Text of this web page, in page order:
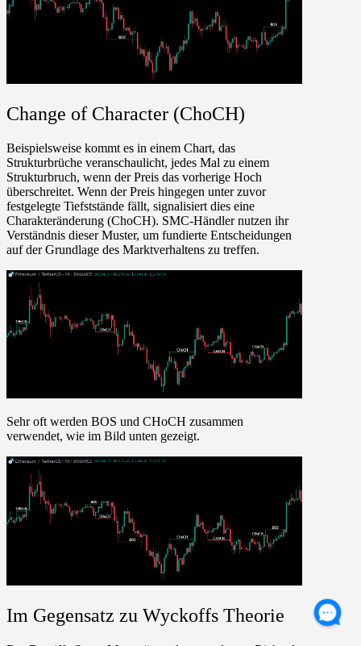
Change of Character (ChoCH)
Beispielsweise kommt es in einem Chart, das
Strukturbrüche veranschaulicht, jedes Mal zu einem
Strukturbruch, wenn der Preis das vorherige Hoch
überschreitet. Wenn der Preis hingegen unter zuvor
festgelegte Tiefststände fällt, signalisiert dies eine
Charakteränderung (ChoCH). SMC-Händler nutzen ihr
Verständnis dieser Muster, um fundierte Entscheidungen
auf der Grundlage des Marktverhaltens zu treffen.
Sehr oft werden BOS und CHoCH zusammen
verwendet, wie im Bild unten gezeigt.
Im Gegensatz zu Wyckoffs Theorie